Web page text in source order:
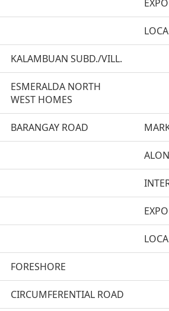
KALAMBUAN SUBD./VILL.
ESMERALDA NORTH
WEST HOMES
BARANGAY ROAD
FORESHORE
CIRCUMFERENTIAL ROAD